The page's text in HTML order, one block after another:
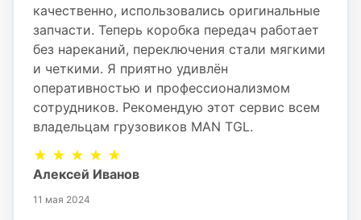
качественно, использовались оригинальные
запчасти. Теперь коробка передач работает
без нареканий, переключения стали мягкими
и четкими. Я приятно удивлён
оперативностью и профессионализмом
сотрудников. Рекомендую этот сервис всем
владельцам грузовиков MAN TGL.
★ ★ ★ ★ ★
Алексей Иванов
11 мая 2024